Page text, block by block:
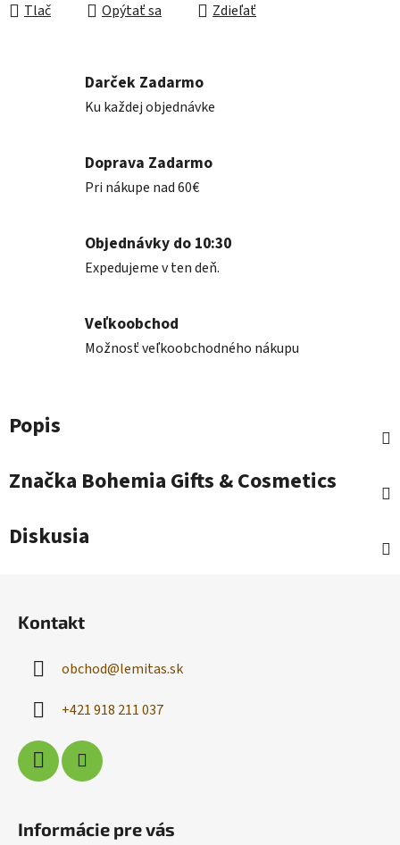
Tlač Opýtať sa Zdieľať
Darček Zadarmo
Ku každej objednávke
Doprava Zadarmo
Pri nákupe nad 60€
Objednávky do 10:30
Expedujeme v ten deň.
Veľkoobchod
Možnosť veľkoobchodného nákupu
Popis
Značka Bohemia Gifts & Cosmetics
Diskusia
Kontakt
obchod@lemitas.sk
+421 918 211 037
Informácie pre vás